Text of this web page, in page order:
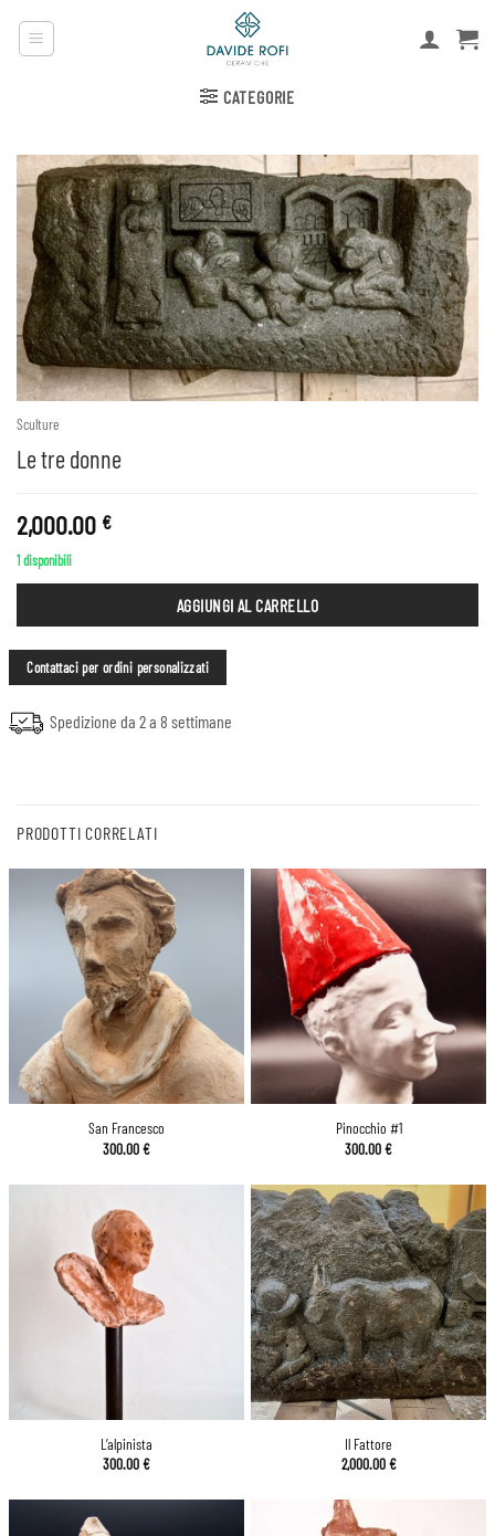
CATEGORIE
Sculture
Le tre donne
2,000.00 €
1 disponibili
AGGIUNGI AL CARRELLO
Contattaci per ordini personalizzati
Spedizione da 2 a 8 settimane
PRODOTTI CORRELATI
San Francesco
300.00€
Pinocchio #1
300.00€
L’alpinista
300.00€
Il Fattore
2,000.00€